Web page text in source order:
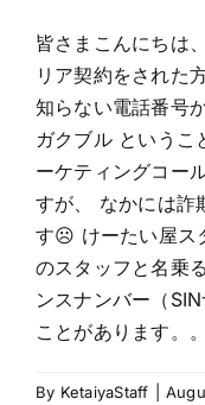
皆さまこんにちは
リア契約をされた
知らない電話番号
ガクブル というこ
ーケティングコー
すが、 なかには詐
す☹ けーたい屋ス
のスタッフと名乗
ンスナンバー（
ことがあります。
By KetaiyaStaff